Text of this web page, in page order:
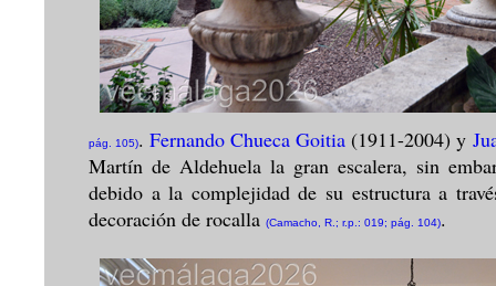
pág. 105).Fernando Chueca Goitia (1911-2004) y
Martín de Aldehuela la gran escalera, sin
debido a la complejidad de su estructura a
decoración de rocalla (Camacho, R.; r.p.: 019; pág. 104).